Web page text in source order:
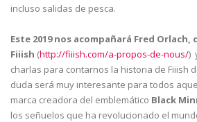
incluso salidas de pesca.
Este 2019 nos acompañará Fred
Fiiish (http://fiiish.com/a-propos-de-nous/)
charlas para contarnos la historia de Fiiish
duda será muy interesante para todos
marca creadora del emblemático Black
los señuelos que ha revolucionado el